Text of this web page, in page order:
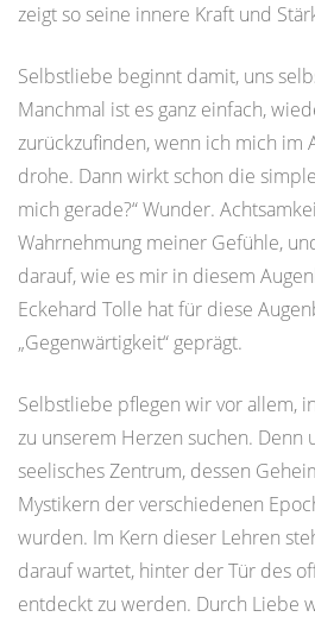
zeigt so seine innere Kraft und
Selbstliebe beginnt damit, uns
Manchmal ist es ganz einfach,
zurückzufinden, wenn ich mich im
drohe. Dann wirkt schon die
mich gerade?“ Wunder.
Wahrnehmung meiner Gefühle,
darauf, wie es mir in diesem
Eckehard Tolle hat für diese
„Gegenwärtigkeit“ geprägt.
Selbstliebe pflegen wir vor allem,
zu unserem Herzen suchen. Denn
seelisches Zentrum, dessen
Mystikern der verschiedenen
wurden. Im Kern dieser Lehren
darauf wartet, hinter der Tür des
entdeckt zu werden. Durch Liebe